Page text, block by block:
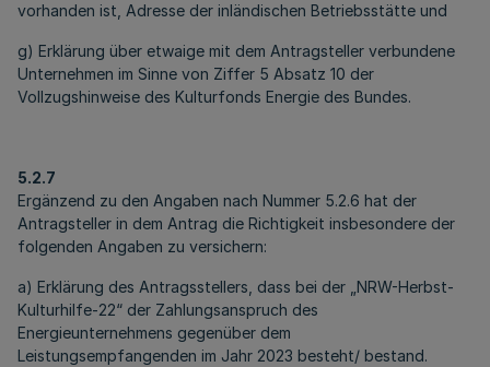
vorhanden ist, Adresse der inländischen Betriebsstätte und
g) Erklärung über etwaige mit dem Antragsteller verbundene
Unternehmen im Sinne von Ziffer 5 Absatz 10 der
Vollzugshinweise des Kulturfonds Energie des Bundes.
5.2.7
Ergänzend zu den Angaben nach Nummer 5.2.6 hat der
Antragsteller in dem Antrag die Richtigkeit insbesondere der
folgenden Angaben zu versichern:
a) Erklärung des Antragsstellers, dass bei der „NRW-Herbst-
Kulturhilfe-22“ der Zahlungsanspruch des
Energieunternehmens gegenüber dem
Leistungsempfangenden im Jahr 2023 besteht/ bestand.